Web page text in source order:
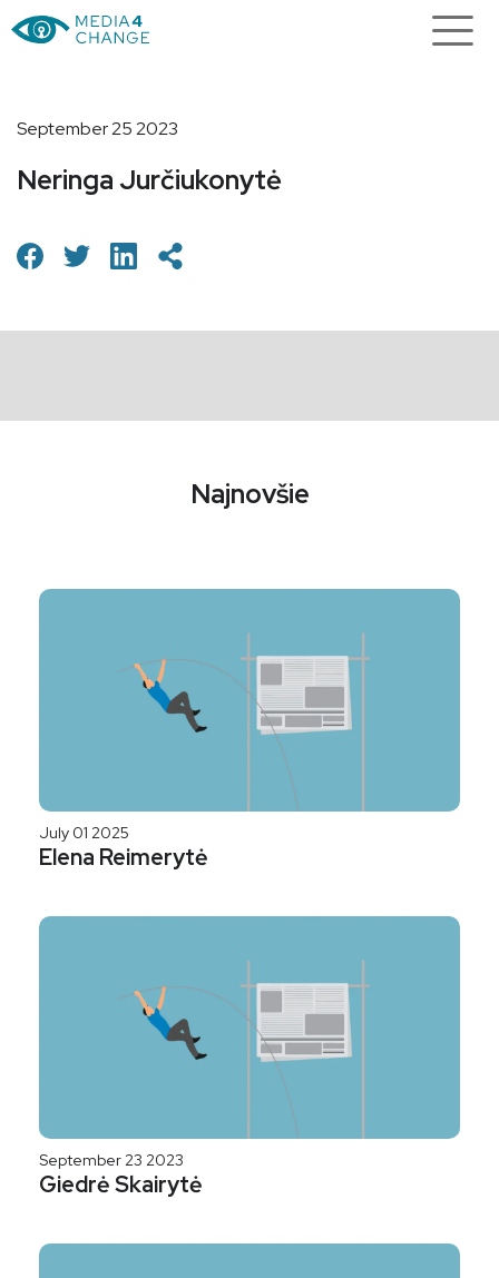
September 25 2023
Neringa Jurčiukonytė
Najnovšie
July 01 2025
Elena Reimerytė
September 23 2023
Giedrė Skairytė